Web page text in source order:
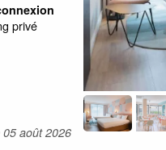
privé
05 août 2026